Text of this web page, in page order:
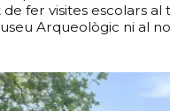
de fer visites escolars
Arqueològic ni al